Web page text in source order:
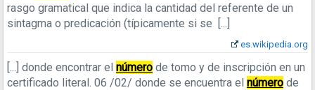
rasgo gramatical que indica la cantidad del referente de un
sintagma o predicación (típicamente si se [...]
es.wikipedia.org
[...] ​donde encontrar el número de tomo y de inscripción en un
certificado literal. 06 /02/ ​donde se encuentra el número de